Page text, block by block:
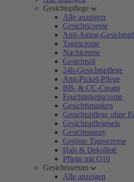
Gesichtspflege
Alle anzeigen
Gesichtscreme
Anti-Aging-
Tagescreme
Nachtcreme
Gesichtsöl
24h-Gesichtspflege
Anti-Pickel-Pflege
BB- & CC-Cream
Feuchtigkeitscreme
Gesichtsmasken
Gesichtspflege ohne
Gesichtspflegesets
Gesichtsspray
Getönte Tagescreme
Hals & Dekolleté
Pflege mit Q10
Gesichtsserum
Alle anzeigen